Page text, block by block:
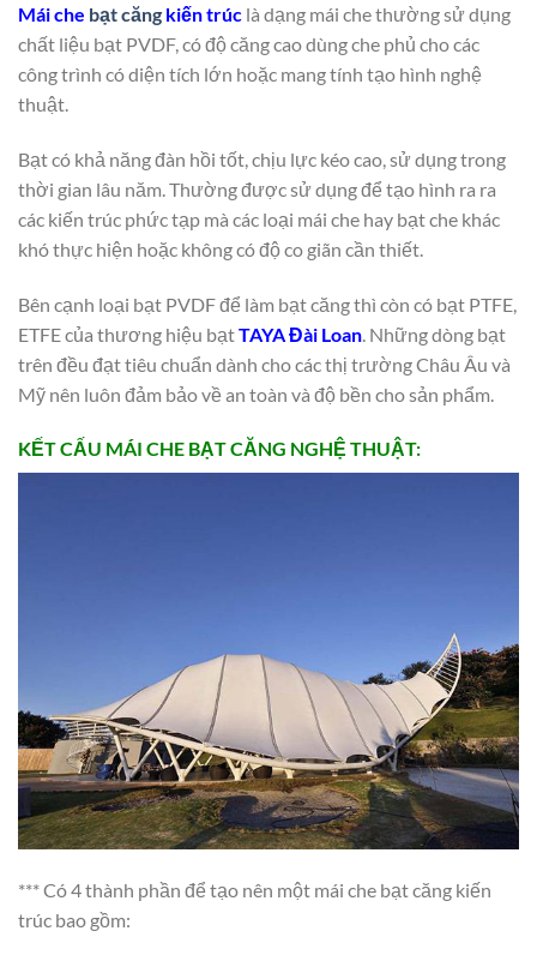
Mái che bạt căng kiến trúc là dạng mái che thường sử dụng
chất liệu bạt PVDF, có độ căng cao dùng che phủ cho các
công trình có diện tích lớn hoặc mang tính tạo hình nghệ
thuật.
Bạt có khả năng đàn hồi tốt, chịu lực kéo cao, sử dụng trong
thời gian lâu năm. Thường được sử dụng để tạo hình ra ra
các kiến trúc phức tạp mà các loại mái che hay bạt che khác
khó thực hiện hoặc không có độ co giãn cần thiết.
Bên cạnh loại bạt PVDF để làm bạt căng thì còn có bạt PTFE,
ETFE của thương hiệu bạtTAYA Đài Loan . Những dòng bạt
trên đều đạt tiêu chuẩn dành cho các thị trường Châu Âu và
Mỹ nên luôn đảm bảo về an toàn và độ bền cho sản phẩm.
KẾT CẤU MÁI CHE BẠT CĂNG NGHỆ THUẬT:
*** Có 4 thành phần để tạo nên một mái che bạt căng kiến
trúc bao gồm: